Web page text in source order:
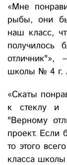
«Мне
рыбы, они
наш класс,
получилось
школы № 4 г.
«Скаты
к стеклу и
"Верному
проект. Если
то этого
класса